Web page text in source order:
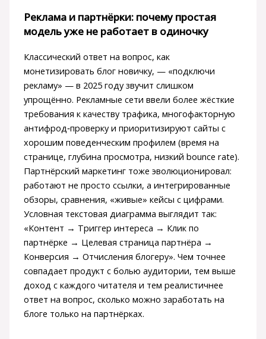
Реклама и партнёрки: почему простая
модель уже не работает в одиночку
Классический ответ на вопрос, как
монетизировать блог новичку, — «подключи
рекламу» — в 2025 году звучит слишком
упрощённо. Рекламные сети ввели более жёсткие
требования к качеству трафика, многофакторную
антифрод‑проверку и приоритизируют сайты с
хорошим поведенческим профилем (время на
странице, глубина просмотра, низкий bounce rate).
Партнёрский маркетинг тоже эволюционировал:
работают не просто ссылки, а интегрированные
обзоры, сравнения, «живые» кейсы с цифрами.
Условная текстовая диаграмма выглядит так:
«Контент → Триггер интереса → Клик по
партнёрке → Целевая страница партнёра →
Конверсия → Отчисления блогеру». Чем точнее
совпадает продукт с болью аудитории, тем выше
доход с каждого читателя и тем реалистичнее
ответ на вопрос, сколько можно заработать на
блоге только на партнёрках.